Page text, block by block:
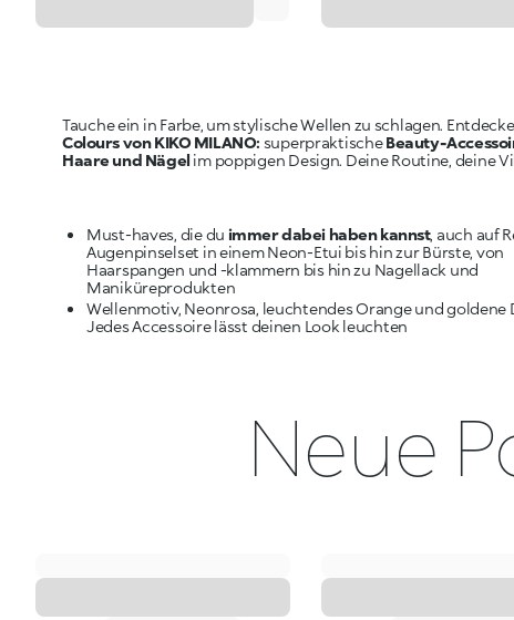
Tauche ein in Farbe, um stylische Wellen zu schlagen. Entdecke
Colours von KIKO MILANO: superpraktischeBeauty-
Haare und Nägel im poppigen Design. Deine Routine, deine
Must-haves, die du immer dabei haben kannst, auch auf
Augenpinselset in einem Neon-Etui bis hin zur Bürste, von
Haarspangen und -klammern bis hin zu Nagellack und
Wellenmotiv, Neonrosa, leuchtendes Orange und goldene
Jedes Accessoire lässt deinen Look leuchten
Neue